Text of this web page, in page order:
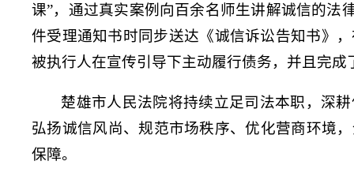
课”，通过真实案例向百余名师生讲解诚信的法
件受理通知书时同步送达《诚信诉讼告知书》
被执行人在宣传引导下主动履行债务，并且完成
楚雄市人民法院将持续立足司法本职，深
弘扬诚信风尚、规范市场秩序、优化营商环境
保障。